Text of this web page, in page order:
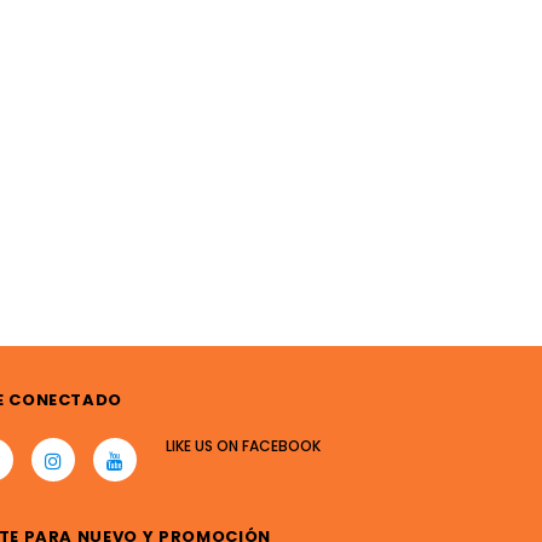
CONECTADO
LIKE USONFACEBOOK
PARA NUEVO Y PROMOCIÓN